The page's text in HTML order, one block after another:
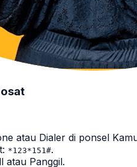
atau Dialer di ponsel
*123*151#.
atau Panggil.